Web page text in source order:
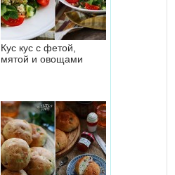
Кус кус с фетой,
мятой и овощами